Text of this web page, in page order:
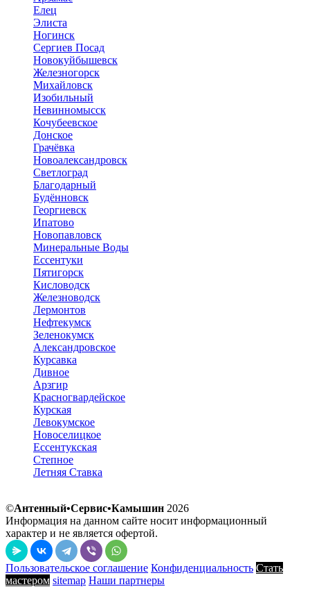
Елец
Элиста
Ногинск
Сергиев Посад
Новокуйбышевск
Железногорск
Михайловск
Изобильный
Невинномысск
Кочубеевское
Донское
Грачёвка
Новоалександровск
Светлоград
Благодарный
Будённовск
Георгиевск
Ипатово
Новопавловск
Минеральные Воды
Ессентуки
Пятигорск
Кисловодск
Железноводск
Лермонтов
Нефтекумск
Зеленокумск
Александровское
Курсавка
Дивное
Арзгир
Красногвардейское
Курская
Левокумское
Новоселицкое
Ессентукская
Степное
Летняя Ставка
©Антенный•Сервис•Камышин 2026
Информация на данном сайте носит информационный
характер и не является офертой.
Пользовательское соглашение Конфиденциальность Стать
мастером sitemap Наши партнеры